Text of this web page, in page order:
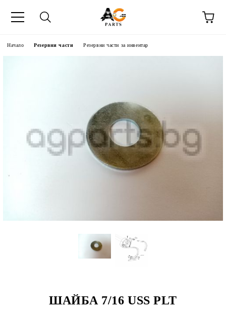
Начало Резервни части Резервни части за инвентар
ШАЙБА 7/16 USS PLT